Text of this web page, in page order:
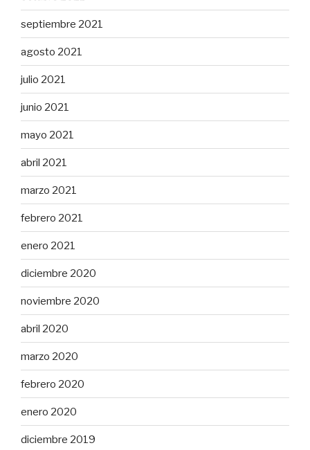
septiembre 2021
agosto 2021
julio 2021
junio 2021
mayo 2021
abril 2021
marzo 2021
febrero 2021
enero 2021
diciembre 2020
noviembre 2020
abril 2020
marzo 2020
febrero 2020
enero 2020
diciembre 2019